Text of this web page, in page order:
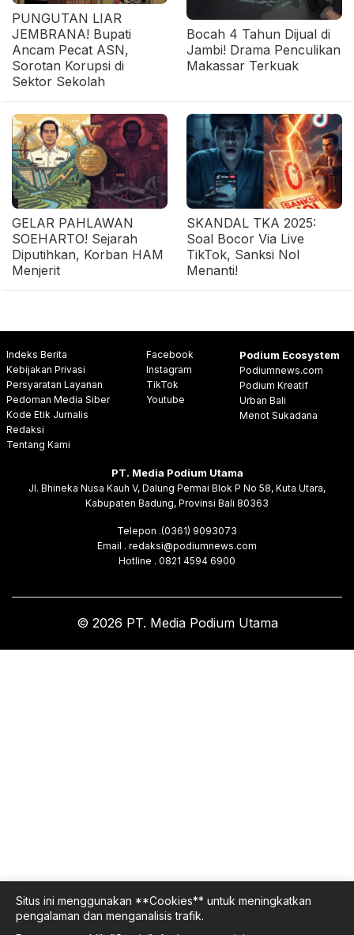
PUNGUTAN LIAR
JEMBRANA! Bupati
Ancam Pecat ASN,
Sorotan Korupsi di
Sektor Sekolah
Bocah 4 Tahun Dijual di
Jambi! Drama Penculikan
Makassar Terkuak
GELAR PAHLAWAN
SOEHARTO! Sejarah
Diputihkan, Korban HAM
Menjerit
SKANDAL TKA 2025:
Soal Bocor Via Live
TikTok, Sanksi Nol
Menanti!
Indeks Berita
Kebijakan Privasi
Persyaratan Layanan
Pedoman Media Siber
Kode Etik Jurnalis
Redaksi
Tentang Kami
Facebook
Instagram
TikTok
Youtube
Podium Ecosystem
Podiumnews.com
Podium Kreatif
Urban Bali
Menot Sukadana
PT. Media Podium Utama
Jl. Bhineka Nusa Kauh V, Dalung Permai Blok P No 58, Kuta Utara,
Kabupaten Badung, Provinsi Bali 80363
Telepon .(0361) 9093073
Email . redaksi@podiumnews.com
Hotline . 0821 4594 6900
© 2026 PT. Media Podium Utama
Situs ini menggunakan **Cookies** untuk meningkatkan
pengalaman dan menganalisis trafik.